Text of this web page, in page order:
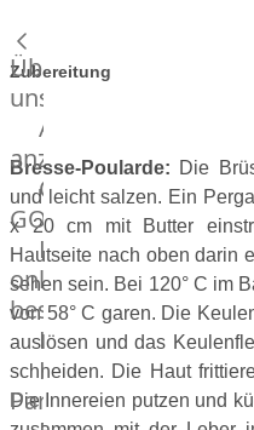
Über
uns
Alle
anzeigen
OTTO
GOURMET
Lebensmittel
online
bestellen
Karriere
Kochschul-
Partner
Zubereitung
Bresse-Poularde: Die
und leicht salzen. Ein
x 20 cm mit Butter
Hautseite nach oben darin
sehen sein. Bei 120° C im
von 58° C garen. Die
auslösen und das
schneiden. Die Haut
Die Innereien putzen und